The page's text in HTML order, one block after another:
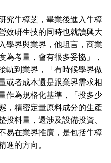
究牛樟芝，畢業後進入牛樟
效研生技的同時也就讀興大
學界與業界，他坦言，商業
為考量，會有很多妥協」，
軌到業界，「有時候學界做
或者成本還是跟業界需求相
作為規格化基準，「投多少
，精密定量原料成分的生產
料量，還涉及設備投資、
易在業界推廣，是包括牛樟
的方向。